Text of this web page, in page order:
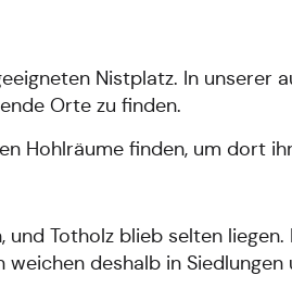
Nistplatz. In unserer
Orte zu finden.
Hohlräume finden, um dort
Totholz blieb selten liegen.
deshalb in Siedlungen